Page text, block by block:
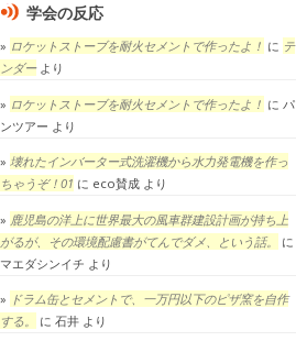
学会の反応
ロケットストーブを耐火セメントで作ったよ！ に テ
ンダーより
ロケットストーブを耐火セメントで作ったよ！ に パ
ンツアー より
壊れたインバーター式洗濯機から水力発電機を作っ
ちゃうぞ！01 に eco賛成 より
鹿児島の洋上に世界最大の風車群建設計画が持ち上
がるが、その環境配慮書がてんでダメ、という話。
に
マエダシンイチ より
ドラム缶とセメントで、一万円以下のピザ窯を自作
する。
に 石井 より